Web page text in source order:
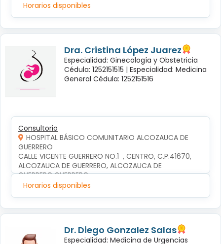
Horarios disponibles
Dra. Cristina López Juarez
Especialidad: Ginecología y Obstetricia
Cédula: 1252151515 | Especialidad: Medicina
General Cédula: 1252151516
Consultorio
HOSPITAL BÁSICO COMUNITARIO ALCOZAUCA DE
GUERRERO
CALLE VICENTE GUERRERO NO.1  , CENTRO, C.P.41670,
ALCOZAUCA DE GUERRERO, ALCOZAUCA DE
GUERRERO,GUERRERO
Horarios disponibles
Dr. Diego Gonzalez Salas
Especialidad: Medicina de Urgencias